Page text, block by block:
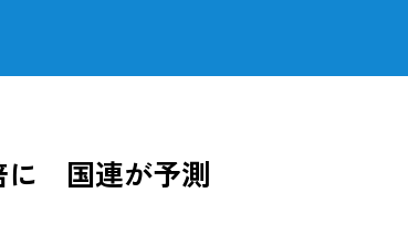
に 国連が予測